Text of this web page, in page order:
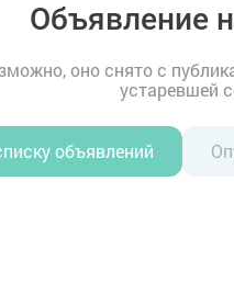
Объявление
оно снято с
устаревшей
объявлений